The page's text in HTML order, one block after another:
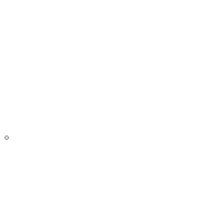
の思惑が絡み合い、事
稀代のストーリーテラ